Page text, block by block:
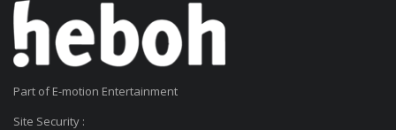
Part of E-motion Entertainment
Site Security :